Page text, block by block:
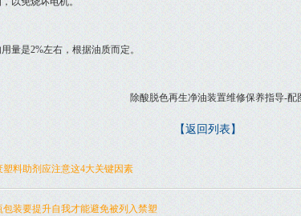
是2%左右，根据油质而定。
【返回列表】
塑料助剂应注意这4大关键因素
包装要提升自我才能避免被列入禁塑